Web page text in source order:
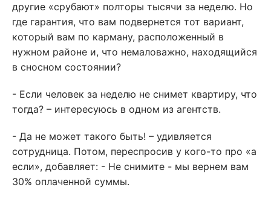
другие «срубают» полторы тысячи за неделю. Но
где гарантия, что вам подвернется тот вариант,
который вам по карману, расположенный в
нужном районе и, что немаловажно, находящийся
в сносном состоянии?
- Если человек за неделю не снимет квартиру, что
тогда? – интересуюсь в одном из агентств.
- Да не может такого быть! – удивляется
сотрудница. Потом, переспросив у кого-то про «а
если», добавляет: - Не снимите - мы вернем вам
30% оплаченной суммы.